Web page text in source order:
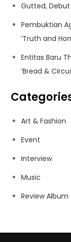
Gutted, Debut
Pembuktian
‘Truth and
Entitas Baru
‘Bread &
Art & Fashion
Event
Interview
Music
Review Album